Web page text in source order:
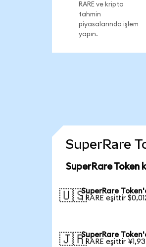
RARE ve kripto
tahmin
piyasalarında işlem
yapın.
SuperRare
SuperRare Token
🇺🇸SuperRare
1 RARE eşittir
🇯🇵SuperRare
1 RARE eşittir ¥1,93